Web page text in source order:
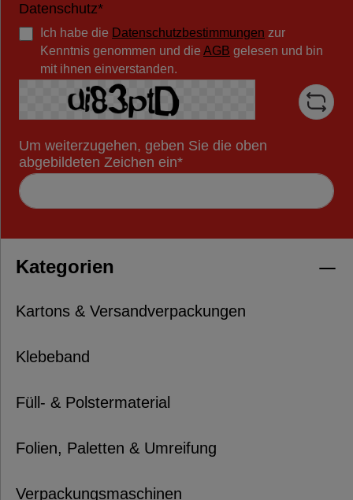
Datenschutz*
Ich habe die Datenschutzbestimmungen zur
Kenntnis genommen und die AGB gelesen und bin
mit ihnen einverstanden.
Um weiterzugehen, geben Sie die oben
abgebildeten Zeichen ein*
Kategorien
Kartons & Versandverpackungen
Klebeband
Füll- & Polstermaterial
Folien, Paletten & Umreifung
Verpackungsmaschinen